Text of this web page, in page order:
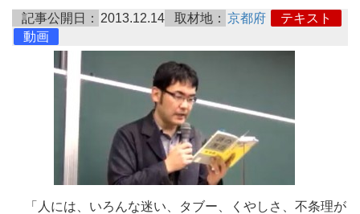
記事公開日： 2013.12.14 取材地： 京都府
テキスト
動画
「人には、いろんな迷い、タブー、くやしさ、不条理が